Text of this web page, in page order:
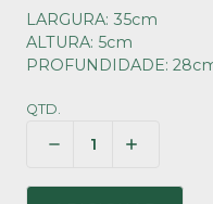
LARGURA: 35cm
ALTURA: 5cm
PROFUNDIDADE:
QTD.